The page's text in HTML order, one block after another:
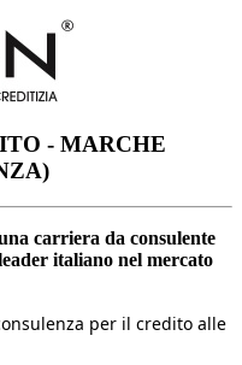
- MARCHE
carriera da consulente
italiano nel mercato
per il credito alle